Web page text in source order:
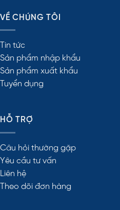
VỀ CHÚNG TÔI
Tin tức
Sản phẩm nhập khẩu
Sản phẩm xuất khẩu
Tuyển dụng
HỖ TRỢ
Câu hỏi thường gặp
Yêu cầu tư vấn
Liên hệ
Theo dõi đơn hàng